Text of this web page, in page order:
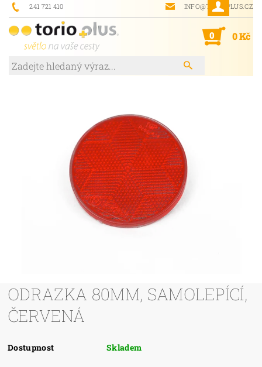
241 721 410 INFO@TORIOPLUS.CZ
0 0 Kč
ODRAZKA 80MM, SAMOLEPÍCÍ,
ČERVENÁ
Dostupnost Skladem